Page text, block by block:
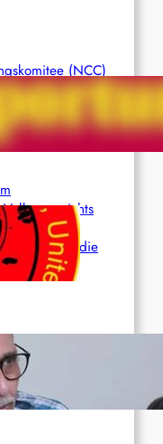
(NCC)
Partei Indiens
angesichts
und der
durch die
Juni!
der
Murali (Ajith)